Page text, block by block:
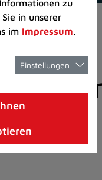
zu
in unserer
im Impressum.
Einstellungen